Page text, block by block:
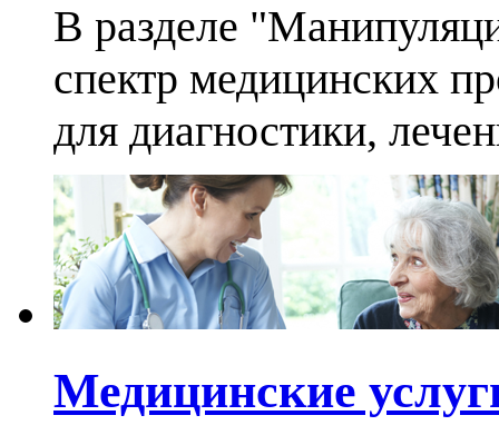
В разделе
спектр медицинских
для диагностики,
Медицинские